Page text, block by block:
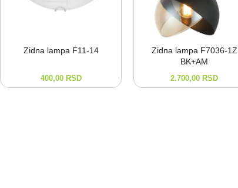
Zidna lampa F11-⁠14
400,00 RSD
Zidna lampa F7036-⁠1Z
BK+AM
2.700,00 RSD